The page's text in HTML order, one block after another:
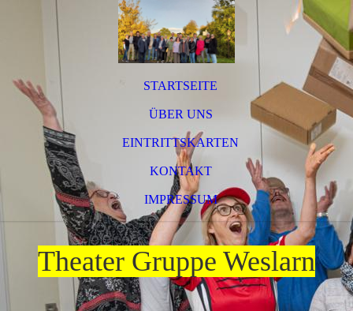
STARTSEITE
ÜBER UNS
EINTRITTSKARTEN
KONTAKT
IMPRESSUM
Theater Gruppe Weslarn